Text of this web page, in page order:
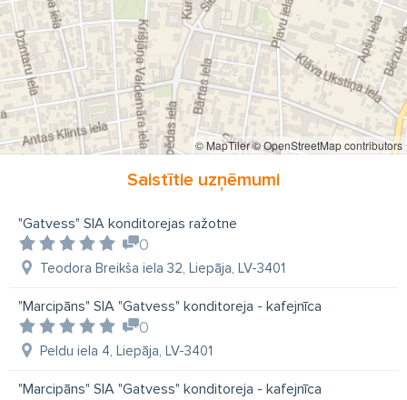
© MapTiler© OpenStreetMap contributors
Saistītie uzņēmumi
"Gatvess" SIA konditorejas ražotne
0
Teodora Breikša iela 32, Liepāja, LV-3401
"Marcipāns" SIA "Gatvess" konditoreja - kafejnīca
0
Peldu iela 4, Liepāja, LV-3401
"Marcipāns" SIA "Gatvess" konditoreja - kafejnīca